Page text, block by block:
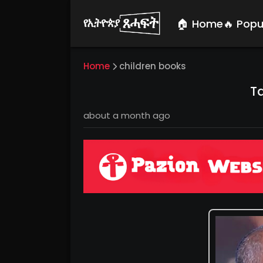
🏠 Home🔥
Home children books
about a month ago